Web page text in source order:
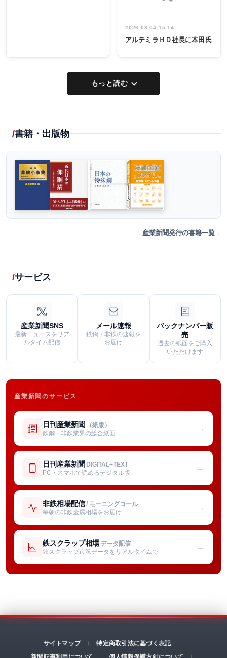
2026.08.04 15:14
アルテミラＨＤ社長に本田氏
もっと読む
書籍・出版物
産業新聞発行の書籍一覧
サービス
産業新聞SNS
最新ニュースをリア
ルタイム配信
メール速報
鉄鋼・非鉄の速報を
お届け
バックナンバー販
売
過去の紙面をご購入
いただけます
産業新聞のサービス
日刊産業新聞 （紙版）
鉄鋼・非鉄業界の総合紙面
→
日刊産業新聞 DIGITAL+TEXT
PC・スマホで読めるデジタル版
→
非鉄相場配信/ モーニングコール
毎朝の非鉄金属相場をお届け
→
鉄スクラップ相場 データ配信
鉄スクラップ市況データをリアルタイムで
→
サイトマップ
特定商取引法に基づく表記